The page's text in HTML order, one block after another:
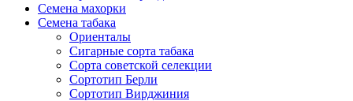
Семена махорки
Семена табака
Ориенталы
Сигарные сорта табака
Сорта советской селекции
Сортотип Берли
Сортотип Вирджиния